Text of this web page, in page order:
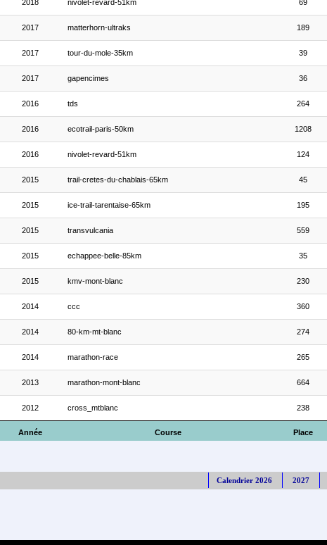
Année Course Place
2018 nivolet-revard-51km 69
2017 matterhorn-ultraks 189
2017 tour-du-mole-35km 39
2017 gapencimes 36
2016 tds 264
2016 ecotrail-paris-50km 1208
2016 nivolet-revard-51km 124
2015 trail-cretes-du-chablais-65km 45
2015 ice-trail-tarentaise-65km 195
2015 transvulcania 559
2015 echappee-belle-85km 35
2015 kmv-mont-blanc 230
2014 ccc 360
2014 80-km-mt-blanc 274
2014 marathon-race 265
2013 marathon-mont-blanc 664
2012 cross_mtblanc 238
Calendrier 2026 2027